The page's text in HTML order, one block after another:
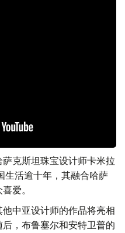
克斯坦珠宝设计师卡米拉
生活逾十年，其融合哈萨
爱。
中亚设计师的作品将亮相
，布鲁塞尔和安特卫普的